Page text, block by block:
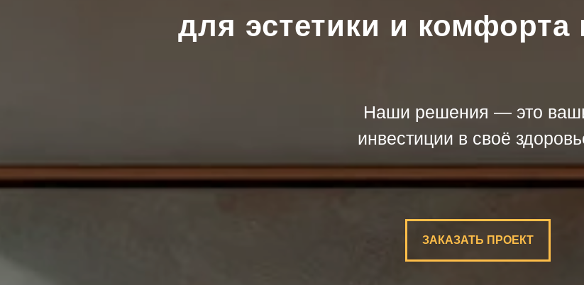
для эстетики и
Наши решения — это
инвестиции в своё
ЗАКАЗАТЬ ПРОЕКТ